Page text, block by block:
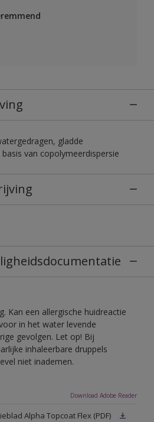
gladde
van copolymeerdispersie
Kan een allergische huidreactie
in het water levende
gevolgen. Let op! Bij
inhaleerbare druppels
niet inademen.
Download Adobe Reader
Alpha Topcoat Flex (PDF)